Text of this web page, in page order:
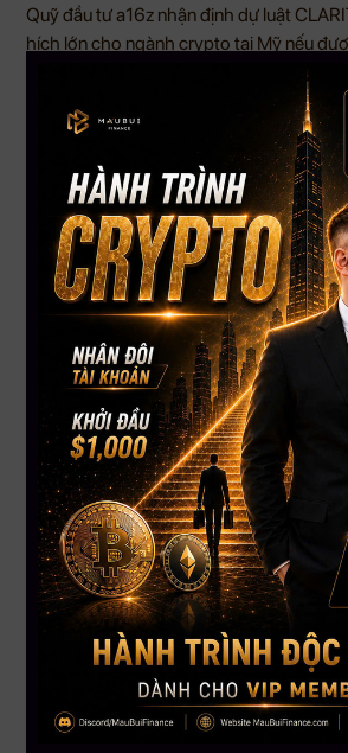
Quỹ đầu tư a16z nhận định dự luật
hích lớn cho ngành crypto tại Mỹ nếu
hướng tới xây dựng khung pháp lý rõ
đồng thời thúc đẩy đổi mới công nghệ và
của Mỹ trên thị trường tài chính toàn cầu.
Thị trường tài chính toàn cầu đang bước
động mạnh khi căng thẳng địa chính trị,
đầu tư liên tục thay đổi. Với crypto, đây
áp lực ngắn hạn, vừa có thể mở ra cơ hội
chính sách hỗ trợ quay trở lại.
Nguồn: Tổng hợp
——————–
MAU BUI FINANCE – Với sứ mệnh giúp
toàn cầu hiểu biết hơn về đầu tư tài chánh
Hotline: +1-530-500-6166 (USA –
MauBuiFinance.com
Tham gia Discord VIP Group:
https://go.maubuifinance.com/vip2